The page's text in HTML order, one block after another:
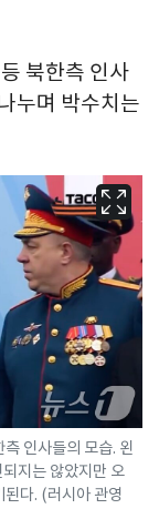
북한측 인사
누며 박수치는
인사들의 모습. 왼
지는 않았지만 오
다. (러시아 관영